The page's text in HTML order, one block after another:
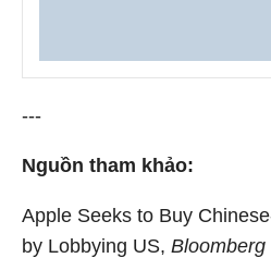
---
Nguồn tham khảo:
Apple Seeks to Buy
by Lobbying US, Bloomberg